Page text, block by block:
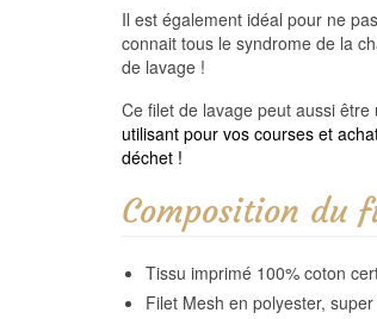
Il est également idéal pour ne
connait tous le syndrome de la
de lavage !
Ce filet de lavage peut aussi
utilisant pour vos courses et
déchet !
Composition du
Tissu imprimé 100% coton
Filet Mesh en polyester,